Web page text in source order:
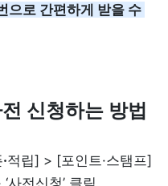
으로 간편하게 받을 수
신청하는 방법
·적립] > [포인트·스탬프]